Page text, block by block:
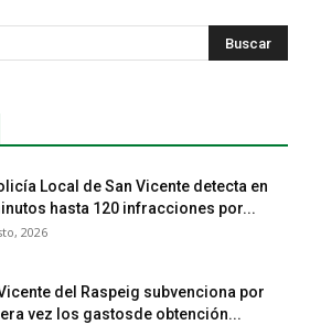
Local de San Vicente detecta en
hasta 120 infracciones por...
2026
del Raspeig subvenciona por
vez los gastosde obtención...